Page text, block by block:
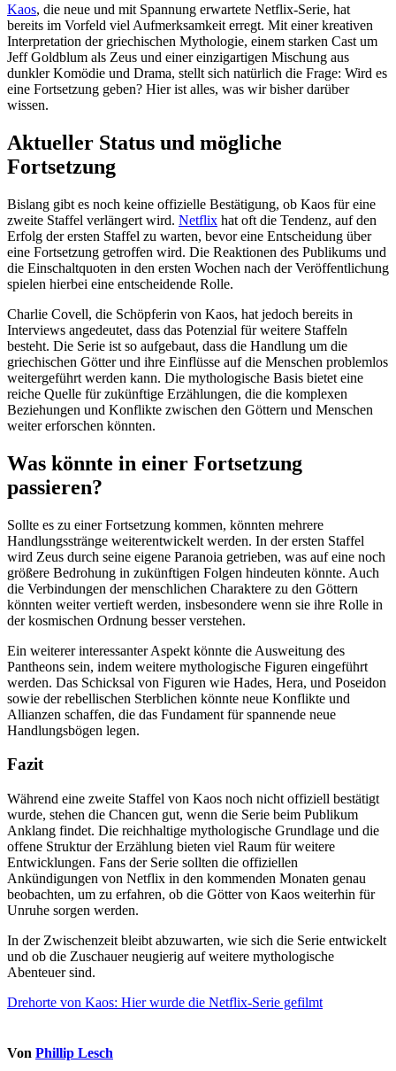
Kaos, die neue und mit Spannung erwartete Netflix-Serie, hat
bereits im Vorfeld viel Aufmerksamkeit erregt. Mit einer kreativen
Interpretation der griechischen Mythologie, einem starken Cast um
Jeff Goldblum als Zeus und einer einzigartigen Mischung aus
dunkler Komödie und Drama, stellt sich natürlich die Frage: Wird es
eine Fortsetzung geben? Hier ist alles, was wir bisher darüber
wissen.
Aktueller Status und mögliche
Fortsetzung
Bislang gibt es noch keine offizielle Bestätigung, ob Kaos für eine
zweite Staffel verlängert wird. Netflix hat oft die Tendenz, auf den
Erfolg der ersten Staffel zu warten, bevor eine Entscheidung über
eine Fortsetzung getroffen wird. Die Reaktionen des Publikums und
die Einschaltquoten in den ersten Wochen nach der Veröffentlichung
spielen hierbei eine entscheidende Rolle.
Charlie Covell, die Schöpferin von Kaos, hat jedoch bereits in
Interviews angedeutet, dass das Potenzial für weitere Staffeln
besteht. Die Serie ist so aufgebaut, dass die Handlung um die
griechischen Götter und ihre Einflüsse auf die Menschen problemlos
weitergeführt werden kann. Die mythologische Basis bietet eine
reiche Quelle für zukünftige Erzählungen, die die komplexen
Beziehungen und Konflikte zwischen den Göttern und Menschen
weiter erforschen könnten.
Was könnte in einer Fortsetzung
passieren?
Sollte es zu einer Fortsetzung kommen, könnten mehrere
Handlungsstränge weiterentwickelt werden. In der ersten Staffel
wird Zeus durch seine eigene Paranoia getrieben, was auf eine noch
größere Bedrohung in zukünftigen Folgen hindeuten könnte. Auch
die Verbindungen der menschlichen Charaktere zu den Göttern
könnten weiter vertieft werden, insbesondere wenn sie ihre Rolle in
der kosmischen Ordnung besser verstehen.
Ein weiterer interessanter Aspekt könnte die Ausweitung des
Pantheons sein, indem weitere mythologische Figuren eingeführt
werden. Das Schicksal von Figuren wie Hades, Hera, und Poseidon
sowie der rebellischen Sterblichen könnte neue Konflikte und
Allianzen schaffen, die das Fundament für spannende neue
Handlungsbögen legen.
Fazit
Während eine zweite Staffel von Kaos noch nicht offiziell bestätigt
wurde, stehen die Chancen gut, wenn die Serie beim Publikum
Anklang findet. Die reichhaltige mythologische Grundlage und die
offene Struktur der Erzählung bieten viel Raum für weitere
Entwicklungen. Fans der Serie sollten die offiziellen
Ankündigungen von Netflix in den kommenden Monaten genau
beobachten, um zu erfahren, ob die Götter von Kaos weiterhin für
Unruhe sorgen werden.
In der Zwischenzeit bleibt abzuwarten, wie sich die Serie entwickelt
und ob die Zuschauer neugierig auf weitere mythologische
Abenteuer sind.
Beitragsnavigation
Drehorte von Kaos: Hier wurde die Netflix-Serie gefilmt
Von Phillip Lesch